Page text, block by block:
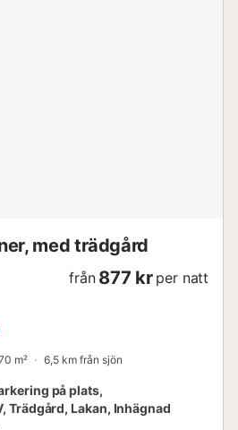
med trädgård
från 877 kr per natt
m² 6,5 km från sjön
på plats,
Trädgård, Lakan, Inhägnad